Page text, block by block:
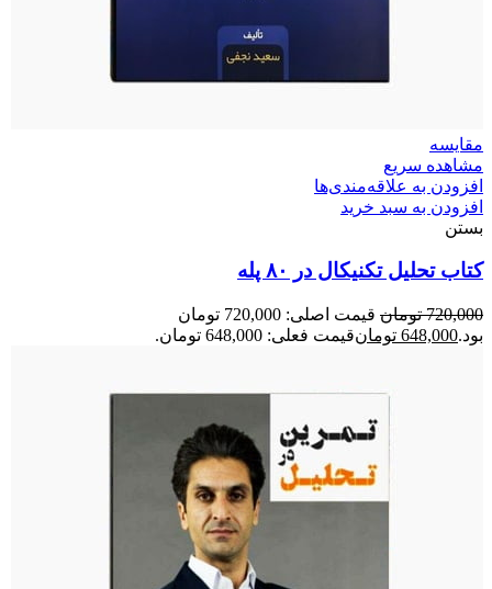
مقایسه
مشاهده سریع
افزودن به علاقه‌مندی‌ها
افزودن به سبد خرید
بستن
کتاب تحلیل تکنیکال در ۸۰ پله
720,000 تومان
قیمت اصلی: 720,000 تومان
بود.648,000 تومانقیمت فعلی: 648,000 تومان.